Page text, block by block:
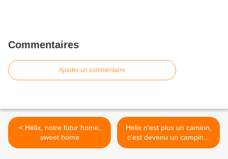
Commentaires
Ajouter un commentaire
< Hélix, notre futur home,
sweet home
Helix n'est plus un camion,
c'est devenu un camping-
car >